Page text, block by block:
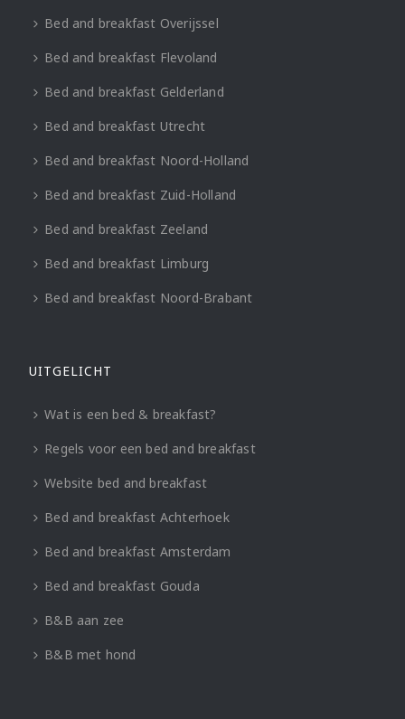
Bed and breakfast Overijssel
Bed and breakfast Flevoland
Bed and breakfast Gelderland
Bed and breakfast Utrecht
Bed and breakfast Noord-Holland
Bed and breakfast Zuid-Holland
Bed and breakfast Zeeland
Bed and breakfast Limburg
Bed and breakfast Noord-Brabant
UITGELICHT
Wat is een bed & breakfast?
Regels voor een bed and breakfast
Website bed and breakfast
Bed and breakfast Achterhoek
Bed and breakfast Amsterdam
Bed and breakfast Gouda
B&B aan zee
B&B met hond